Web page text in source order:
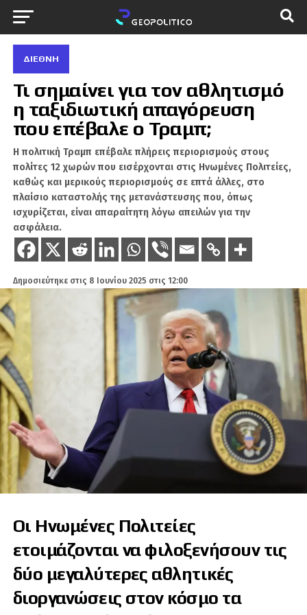
ΔΙΕΘΝΉ
Τι σημαίνει για τον αθλητισμό
η ταξιδιωτική απαγόρευση
που επέβαλε ο Τραμπ;
Η πολιτική Τραμπ επέβαλε πλήρεις περιορισμούς στους
πολίτες 12 χωρών που εισέρχονται στις Ηνωμένες Πολιτείες,
καθώς και μερικούς περιορισμούς σε επτά άλλες, στο
πλαίσιο καταστολής της μετανάστευσης που, όπως
ισχυρίζεται, είναι απαραίτητη λόγω απειλών για την
ασφάλεια.
Δημοσιεύτηκε στις 8 Ιουνίου 2025 στις 12:00
Οι Ηνωμένες Πολιτείες
ετοιμάζονται να φιλοξενήσουν τις
δύο μεγαλύτερες αθλητικές
διοργανώσεις στον κόσμο τα